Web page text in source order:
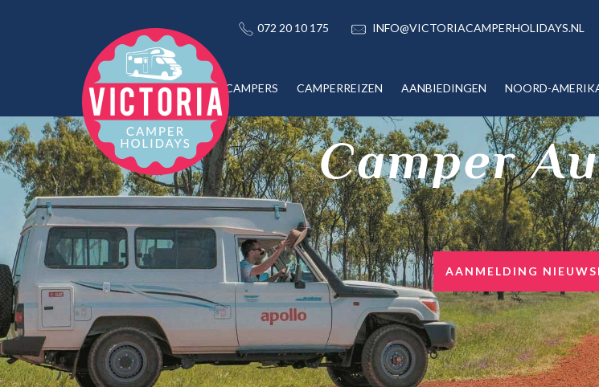
072 20 10 175 INFO@VICTORIACAMPERHOLIDAYS.NL
CAMPERS CAMPERREIZEN AANBIEDINGEN NOORD-
Camper
AANMELDING